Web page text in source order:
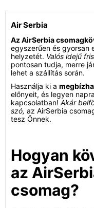
Air Serbia
Az AirSerbia
egyszerűen és gyorsan
helyzetét. Valós idejű
pontosan tudja, merre
lehet a szállítás során.
Használja ki a
előnyeit, és legyen
kapcsolatban! Akár
szó, az AirSerbia
tesz Önnek.
Hogyan
az
csomag?